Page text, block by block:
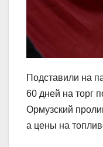
Подставили на
60 дней на торг
Ормузский
а цены на